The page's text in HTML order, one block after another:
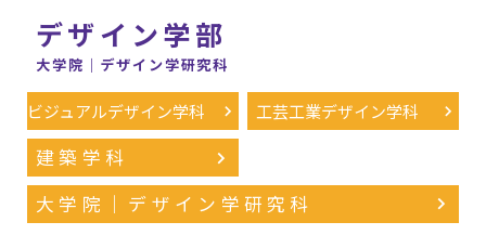
デザイン学部
大学院｜デザイン学研究科
ビジュアルデザイン学科 工芸工業デザイン学科
建築学科
大学院｜デザイン学研究科